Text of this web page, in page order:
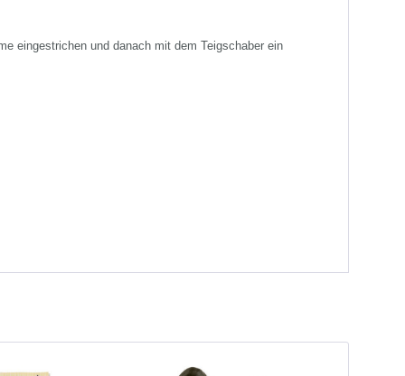
eingestrichen und danach mit dem Teigschaber ein